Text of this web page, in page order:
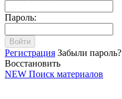
Пароль:
Войти
Регистрация Забыли пароль?
Восстановить
NEW Поиск материалов